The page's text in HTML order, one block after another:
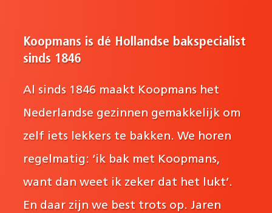
Koopmans is dé Hollandse bakspecialist
sinds 1846
Al sinds 1846 maakt Koopmans het
Nederlandse gezinnen gemakkelijk om
zelf iets lekkers te bakken. We horen
regelmatig: ‘ik bak met Koopmans,
want dan weet ik zeker dat het lukt’.
En daar zijn we best trots op. Jaren